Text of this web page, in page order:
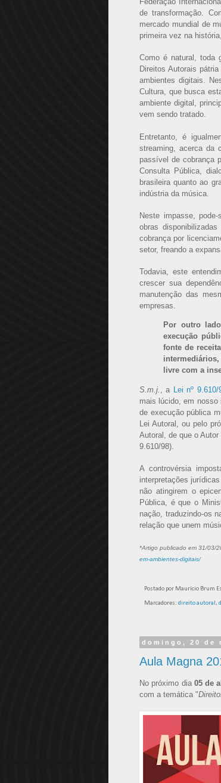
de transformação.
mercado mundial de
primeira vez na
Como é natural, toda
Direitos Autorais pátria
ambientes digitais.
Cultura, que busca
ambiente digital,
vem sendo tratado.
Entretanto, é
streaming, acerca da
passível de cobrança
Consulta Pública,
brasileira quanto ao
indústria da música.
Neste impasse, pode-
obras
cobrança por
setor, freando a
Todavia, este
crescer sua
manutenção das
empresas.
Por outro
execução
fonte de
livre com a
S.m.j. , a Lei nº 9.610/
mais lúcido, em nosso
de execução pública
Lei Autoral, ou pelo
Autoral, de que o
9.610/98).
A controvérsia
interpretações
não atingirem o
Pública, é que o
nação, traduzindo-os
relação que unem
*Artigo publicado em 31/03/
em-ambientes-digitais/
Postado por Maurício Brum
Marcadores: direito autoral ,
domingo, 20 de
Aula Magna
No próximo dia 05 de
com a temática "